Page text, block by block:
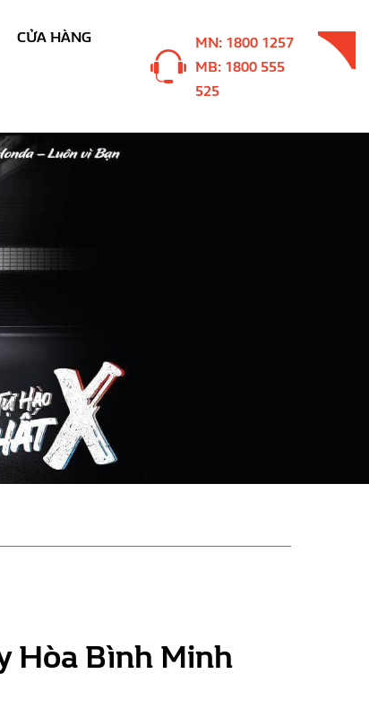
CỬA HÀNG
MN: 1800 1257
MB: 1800 555
525
Hòa Bình Minh